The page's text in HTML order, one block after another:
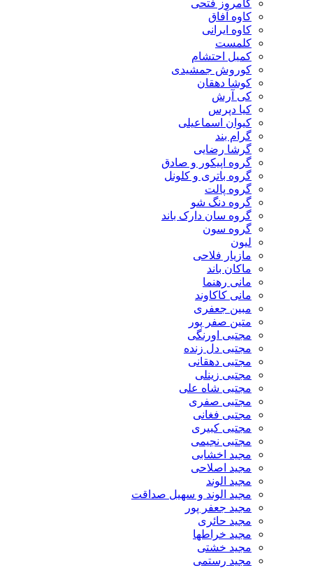
کامروز فتحی
کاوه آفاق
کاوه ایرانی
کلمست
کمیل احتشام
کوروش جمشیدی
کوشا دهقان
کی آرش
کیا دپرس
کیوان اسماعیلی
گرام بند
گرشا رضایی
گروه اپیکور و صادق
گروه باتری و کلونل
گروه پالت
گروه دنگ شو
گروه سان دارک باند
گروه سون
لیون
مازیار فلاحی
ماکان باند
مانی رهنما
مانی کاکاوند
مبین جعفری
متین صفر پور
مجتبی اورنگی
مجتبی دل زنده
مجتبی دهقانی
مجتبی زینلی
مجتبی شاه علی
مجتبی صفری
مجتبی فغانی
مجتبی کبیری
مجتبی نجیمی
مجید اخشابی
مجید اصلاحی
مجید الوند‎
مجید الوند و سهیل صداقت
مجید جعفر پور
مجید حائری
مجید خراطها
مجید خشتی
مجید رستمی